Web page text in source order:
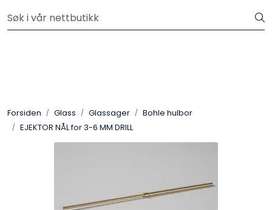
Velkommen til vår nye nettbutikk! Besøk Min side for mer
Forsiden Glass Glassager
Bohle hulbor
EJEKTOR NÅL for 3-6 MM DRILL
Pulverglasur